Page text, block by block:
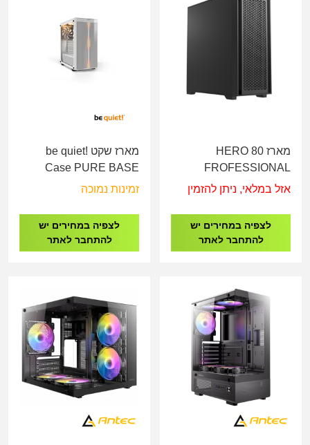
מארז HERO 80
FROFESSIONAL
CASE
אזל במלאי, ניתן להזמין
לצפיה במחירים יש
להתחבר לאתר
מארז שקט be quiet!
Case PURE BASE
WINDOW 500DX White
זמינות נמוכה
לצפיה במחירים יש
להתחבר לאתר